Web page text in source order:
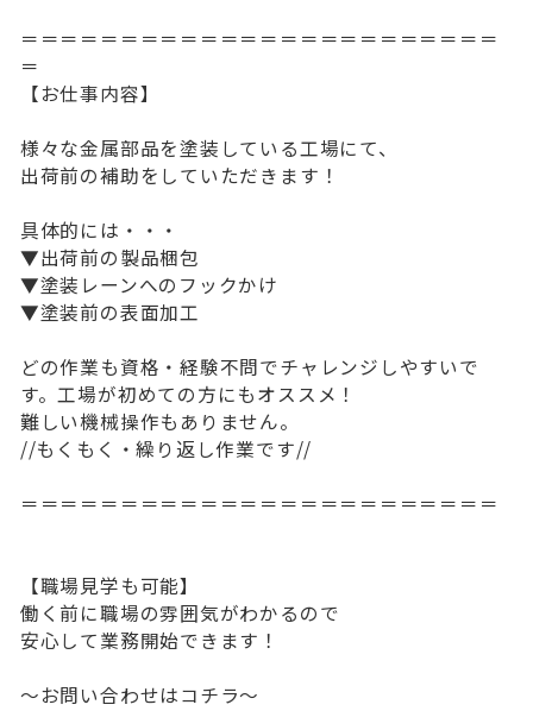
＝＝＝＝＝＝＝＝＝＝＝＝＝＝＝＝＝＝＝＝＝＝＝＝
＝
【お仕事内容】
様々な金属部品を塗装している工場にて、
出荷前の補助をしていただきます！
具体的には・・・
▼出荷前の製品梱包
▼塗装レーンへのフックかけ
▼塗装前の表面加工
どの作業も資格・経験不問でチャレンジしやすいで
す。工場が初めての方にもオススメ！
難しい機械操作もありません。
//もくもく・繰り返し作業です//
＝＝＝＝＝＝＝＝＝＝＝＝＝＝＝＝＝＝＝＝＝＝＝＝
【職場見学も可能】
働く前に職場の雰囲気がわかるので
安心して業務開始できます！
～お問い合わせはコチラ～